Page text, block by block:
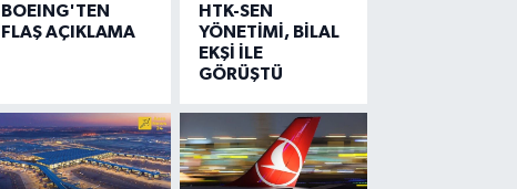
BOEING'TEN
FLAŞ AÇIKLAMA
HTK-SEN
YÖNETİMİ, BİLAL
EKŞİ İLE
GÖRÜŞTÜ